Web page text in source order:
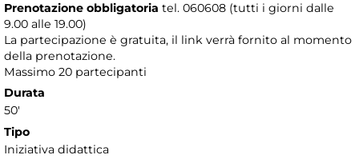
Prenotazione obbligatoria tel. 060608 (tutti i giorni dalle
9.00 alle 19.00)
La partecipazione è gratuita, il link verrà fornito al momento
della prenotazione.
Massimo 20 partecipanti
Durata
50'
Tipo
Iniziativa didattica